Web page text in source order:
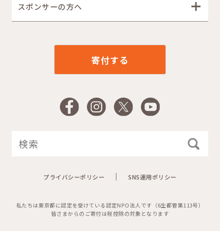
スポンサーの方へ
寄付する
FacebookInstagram
X YouTube
プライバシーポリシー SNS運用ポリシー
私たちは東京都に認定を受けている認定NPO法人です（6生都管第113号）
皆さまからのご寄付は税控除の対象となります